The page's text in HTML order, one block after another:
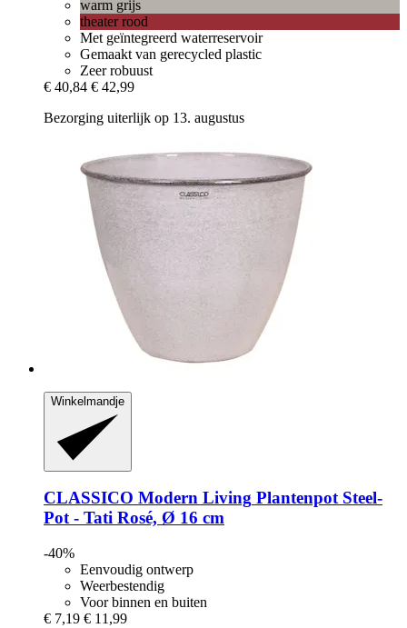
warm grijs
theater rood
Met geïntegreerd waterreservoir
Gemaakt van gerecycled plastic
Zeer robuust
€ 40,84 € 42,99
Bezorging uiterlijk op 13. augustus
Winkelmandje
CLASSICO Modern Living Plantenpot Steel-​
Pot -​ Tati Rosé, Ø 16 cm
-40%
Eenvoudig ontwerp
Weerbestendig
Voor binnen en buiten
€ 7,19 € 11,99